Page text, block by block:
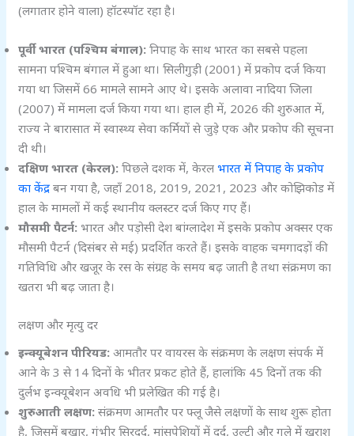
(लगातार होने वाला) हॉटस्पॉट रहा है।
पूर्वी भारत (पश्चिम बंगाल): निपाह के साथ भारत का सबसे पहला
सामना पश्चिम बंगाल में हुआ था। सिलीगुड़ी (2001) में प्रकोप दर्ज किया
गया था जिसमें 66 मामले सामने आए थे। इसके अलावा नादिया जिला
(2007) में मामला दर्ज किया गया था। हाल ही में, 2026 की शुरुआत में,
राज्य ने बारासात में स्वास्थ्य सेवा कर्मियों से जुड़े एक और प्रकोप की सूचना
दी थी।
दक्षिण भारत (केरल): पिछले दशक में, केरलभारत में निपाह के प्रकोप
का केंद्र बन गया है, जहाँ 2018, 2019, 2021, 2023 और कोझिकोड में
हाल के मामलों में कई स्थानीय क्लस्टर दर्ज किए गए हैं।
मौसमी पैटर्न: भारत और पड़ोसी देश बांग्लादेश में इसके प्रकोप अक्सर एक
मौसमी पैटर्न (दिसंबर से मई) प्रदर्शित करते हैं। इसके वाहक चमगादड़ों की
गतिविधि और खजूर के रस के संग्रह के समय बढ़ जाती है तथा संक्रमण का
खतरा भी बढ़ जाता है।
लक्षण और मृत्यु दर
इन्क्यूबेशन पीरियड: आमतौर पर वायरस के संक्रमण के लक्षण संपर्क में
आने के 3 से 14 दिनों के भीतर प्रकट होते हैं, हालांकि 45 दिनों तक की
दुर्लभ इन्क्यूबेशन अवधि भी प्रलेखित की गई है।
शुरुआती लक्षण: संक्रमण आमतौर पर फ्लू जैसे लक्षणों के साथ शुरू होता
है, जिसमें बुखार, गंभीर सिरदर्द, मांसपेशियों में दर्द, उल्टी और गले में खराश